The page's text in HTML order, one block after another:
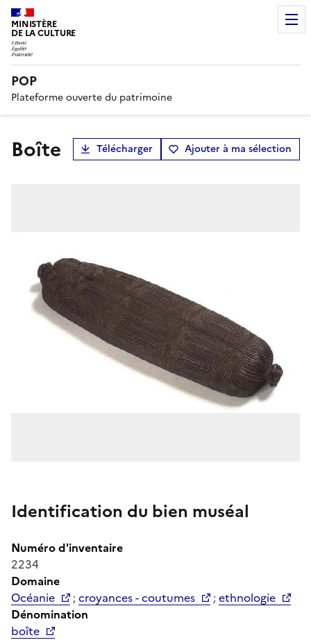
MINISTÈRE
DE LA CULTURE
POP
Plateforme ouverte du patrimoine
boîte Télécharger Ajouter à ma sélection
Identification du bien muséal
Numéro d'inventaire
2234
Domaine
Océanie
;croyances - coutumes ;ethnologie
Dénomination
boîte